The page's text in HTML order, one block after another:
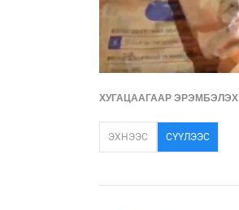
ХУГАЦААГААР ЭРЭМБЭЛЭХ
ЭХНЭЭС СҮҮЛЭЭС